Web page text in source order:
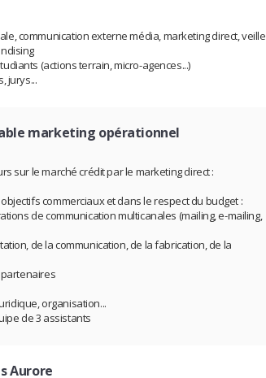
communication externe média, marketing direct, veille
(actions terrain, micro-agences...)
jurys...
marketing opérationnel
sur le marché crédit par le marketing direct :
commerciaux et dans le respect du budget :
de communication multicanales (mailing, e-mailing,
de la communication, de la fabrication, de la
organisation...
de 3 assistants
Aurore